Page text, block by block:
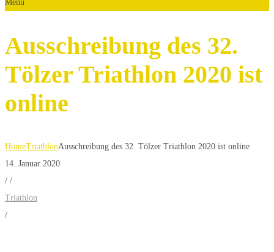
Menu
Ausschreibung des 32.
Tölzer Triathlon 2020 ist
online
HomeTriathlonAusschreibung des 32. Tölzer Triathlon 2020 ist online
14. Januar 2020
/ /
Triathlon
/